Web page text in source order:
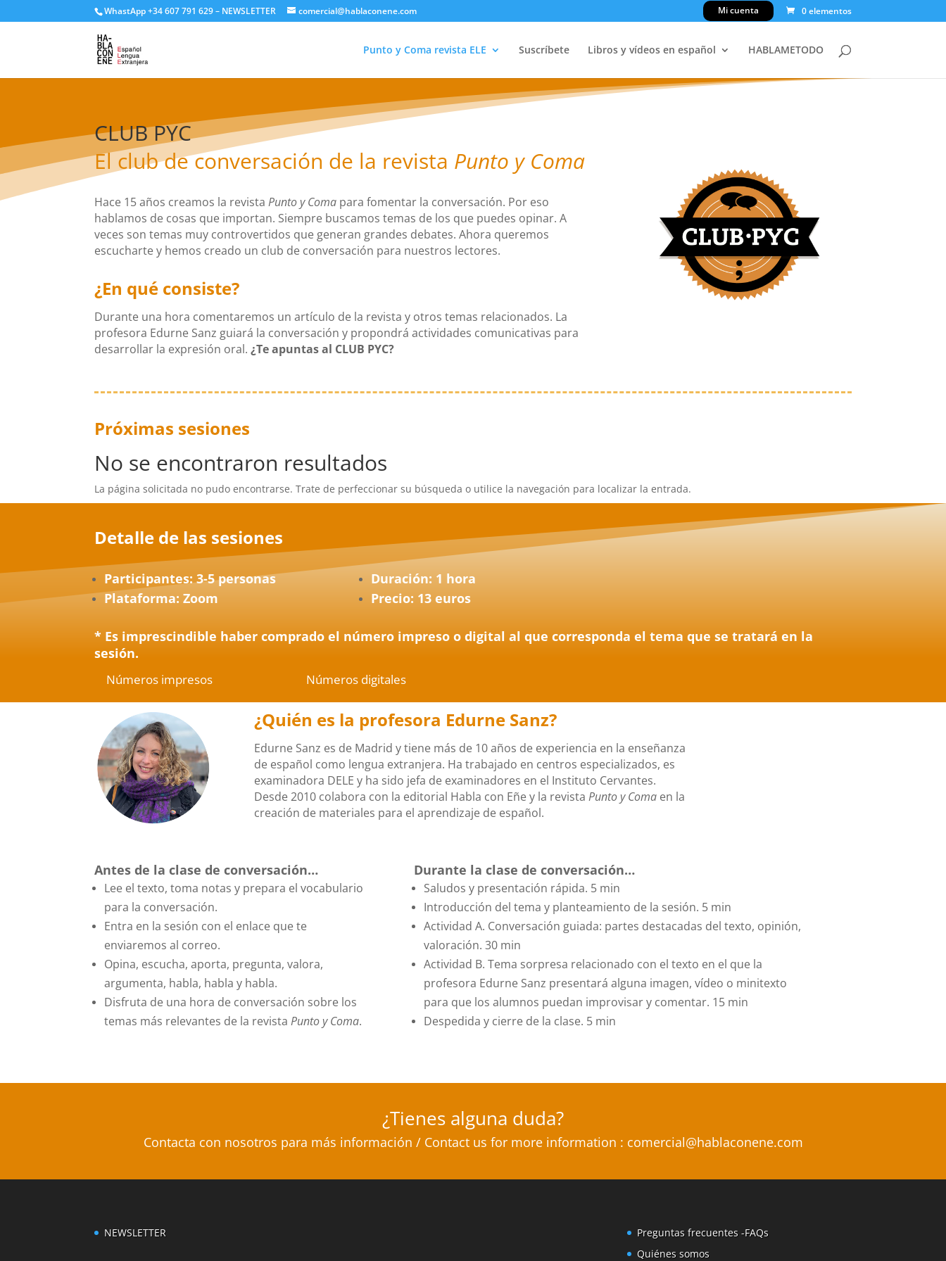
WhastApp+34 607 791 629– NEWSLETTER comercial@hablaconene.com Mi cuenta 0 elementos
Punto y Coma revista ELE Suscríbete Libros y vídeos en español HABLAMETODO
CLUB PYC
El club de conversación de la revista Punto y Coma
Hace 15 años creamos la revistaPunto y Coma para fomentar la conversación. Por eso
hablamos de cosas que importan. Siempre buscamos temas de los que puedes opinar. A
veces son temas muy controvertidos que generan grandes debates. Ahora queremos
escucharte y hemos creado un club de conversación para nuestros lectores.
¿En qué consiste?
Durante una hora comentaremos un artículo de la revista y otros temas relacionados. La
profesora Edurne Sanz guiará la conversación y propondrá actividades comunicativas para
desarrollar la expresión oral.¿Te apuntas al CLUB PYC?
Próximas sesiones
No se encontraron resultados
La página solicitada no pudo encontrarse. Trate de perfeccionar su búsqueda o utilice la navegación para localizar la entrada.
Detalle de las sesiones
Participantes: 3-5 personas
Plataforma: Zoom
Duración: 1 hora
Precio: 13 euros
* Es imprescindible haber comprado el número impreso o digital al que corresponda el tema que se tratará en la
sesión.
Números impresos Números digitales
¿Quién es la profesora Edurne Sanz?
Edurne Sanz es de Madrid y tiene más de 10 años de experiencia en la enseñanza
de español como lengua extranjera. Ha trabajado en centros especializados, es
examinadora DELE y ha sido jefa de examinadores en el Instituto Cervantes.
Desde 2010 colabora con la editorial Habla con Eñe y la revistaPunto y Coma en la
creación de materiales para el aprendizaje de español.
Antes de la clase de conversación…
Lee el texto, toma notas y prepara el vocabulario
para la conversación.
Entra en la sesión con el enlace que te
enviaremos al correo.
Opina, escucha, aporta, pregunta, valora,
argumenta, habla, habla y habla.
Disfruta de una hora de conversación sobre los
temas más relevantes de la revistaPunto y Coma.
Durante la clase de conversación…
Saludos y presentación rápida. 5 min
Introducción del tema y planteamiento de la sesión. 5 min
Actividad A. Conversación guiada: partes destacadas del texto, opinión,
valoración. 30 min
Actividad B. Tema sorpresa relacionado con el texto en el que la
profesora Edurne Sanz presentará alguna imagen, vídeo o minitexto
para que los alumnos puedan improvisar y comentar. 15 min
Despedida y cierre de la clase. 5 min
¿Tienes alguna duda?
Contacta con nosotros para más información / Contact us for more information : comercial@hablaconene.com
NEWSLETTER
Preguntas frecuentes -FAQs
Quiénes somos